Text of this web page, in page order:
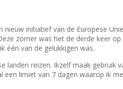
nieuw initiatief van de Europese Unie
zomer was het de derde keer op
één van de gelukkigen was.
landen reizen. Ikzelf maak gebruik
een limiet van 7 dagen waarop ik